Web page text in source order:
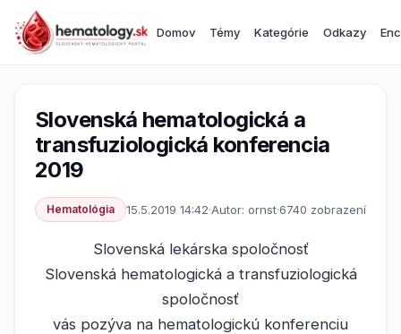
Domov Témy Kategórie Odkazy
Slovenská hematologická a
transfuziologická konferencia
2019
Hematológia 15.5.2019 14:42·Autor: ornst·6740 zobrazení
Slovenská lekárska spoločnosť
Slovenská hematologická a transfuziologická
spoločnosť
vás pozýva na hematologickú konferenciu